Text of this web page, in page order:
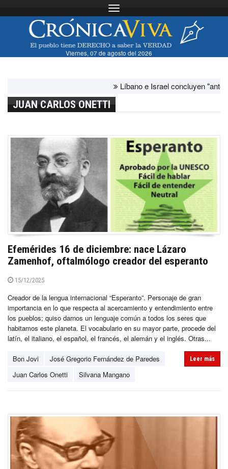
Toggle navigation
Viernes, 07 de agosto del 2026
Líbano e Israel concluyen "antes de
JUAN CARLOS ONETTI
Efemérides 16 de diciembre: nace Lázaro
Zamenhof, oftalmólogo creador del esperanto
15/12/2025
Creador de la lengua internacional “Esperanto”. Personaje de gran
importancia en lo que respecta al acercamiento y entendimiento entre
los pueblos; quiso darnos un lenguaje común a todos los seres que
habitamos este planeta. El vocabulario en su mayor parte, procede del
latín, el italiano, el español, el francés, el alemán y el inglés. Otras...
Bon Jovi
José Gregorio Fernández de Paredes
Juan Carlos Onetti
Silvana Mangano
Leer más